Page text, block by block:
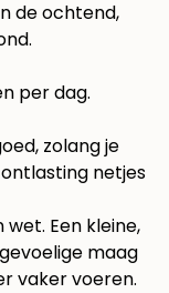
de ochtend,
per dag.
zolang je
netjes
Een kleine,
maag
vaker voeren.